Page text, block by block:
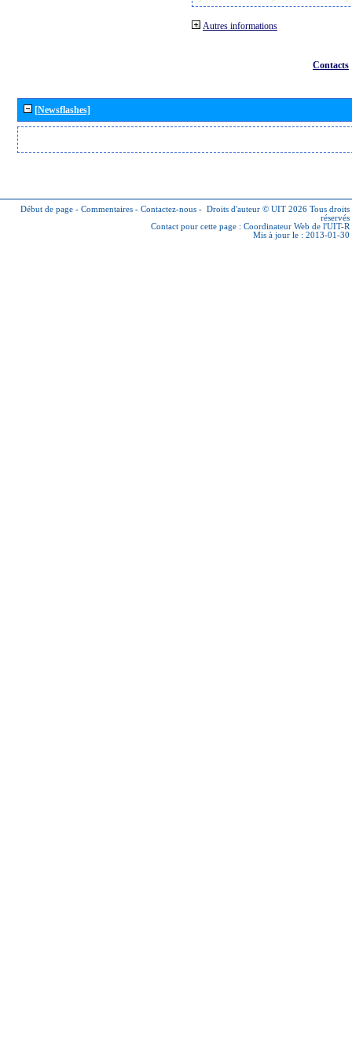
Autres informations
Contacts
[Newsflashes]
Début de page - Commentaires - Contactez-nous - Droits d'auteur © UIT 2026 Tous droits
réservés
Contact pour cette page : Coordinateur Web de l'UIT-R
Mis à jour le : 2013-01-30